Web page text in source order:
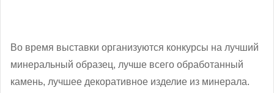
Во время выставки организуются конкурсы на лучший
минеральный образец, лучше всего обработанный
камень, лучшее декоративное изделие из минерала.